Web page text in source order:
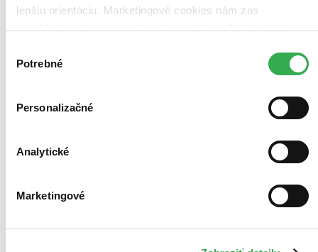
lepšiu orientáciu. Marketingové cookies nám zas
keby sme mohli používať všetky tieto cookies. Ďakujeme!
súhlasu
Potrebné
Personalizačné
Analytické
Marketingové
Zrušiť filtre